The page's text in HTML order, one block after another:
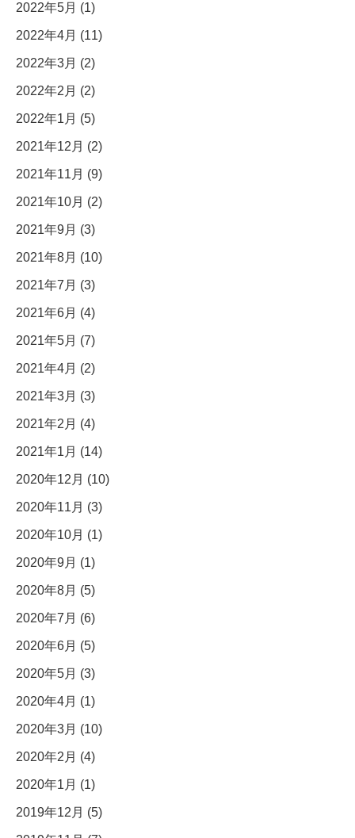
2022年5月 (1)
2022年4月 (11)
2022年3月 (2)
2022年2月 (2)
2022年1月 (5)
2021年12月 (2)
2021年11月 (9)
2021年10月 (2)
2021年9月 (3)
2021年8月 (10)
2021年7月 (3)
2021年6月 (4)
2021年5月 (7)
2021年4月 (2)
2021年3月 (3)
2021年2月 (4)
2021年1月 (14)
2020年12月 (10)
2020年11月 (3)
2020年10月 (1)
2020年9月 (1)
2020年8月 (5)
2020年7月 (6)
2020年6月 (5)
2020年5月 (3)
2020年4月 (1)
2020年3月 (10)
2020年2月 (4)
2020年1月 (1)
2019年12月 (5)